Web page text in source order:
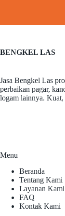
BENGKEL LAS
Jasa Bengkel Las
perbaikan pagar,
logam lainnya.
Menu
Beranda
Tentang Kami
Layanan Kami
FAQ
Kontak Kami